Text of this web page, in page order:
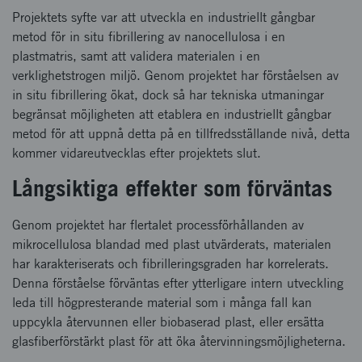
Projektets syfte var att utveckla en industriellt gångbar
metod för in situ fibrillering av nanocellulosa i en
plastmatris, samt att validera materialen i en
verklighetstrogen miljö. Genom projektet har förståelsen av
in situ fibrillering ökat, dock så har tekniska utmaningar
begränsat möjligheten att etablera en industriellt gångbar
metod för att uppnå detta på en tillfredsställande nivå, detta
kommer vidareutvecklas efter projektets slut.
Långsiktiga effekter som förväntas
Genom projektet har flertalet processförhållanden av
mikrocellulosa blandad med plast utvärderats, materialen
har karakteriserats och fibrilleringsgraden har korrelerats.
Denna förståelse förväntas efter ytterligare intern utveckling
leda till högpresterande material som i många fall kan
uppcykla återvunnen eller biobaserad plast, eller ersätta
glasfiberförstärkt plast för att öka återvinningsmöjligheterna.